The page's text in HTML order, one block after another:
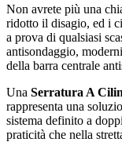
Non avrete più una
ridotto il disagio, ed i
a prova di qualsiasi
antisondaggio,
della barra centrale
Una Serratura A
rappresenta una
sistema definito a
praticità che nella